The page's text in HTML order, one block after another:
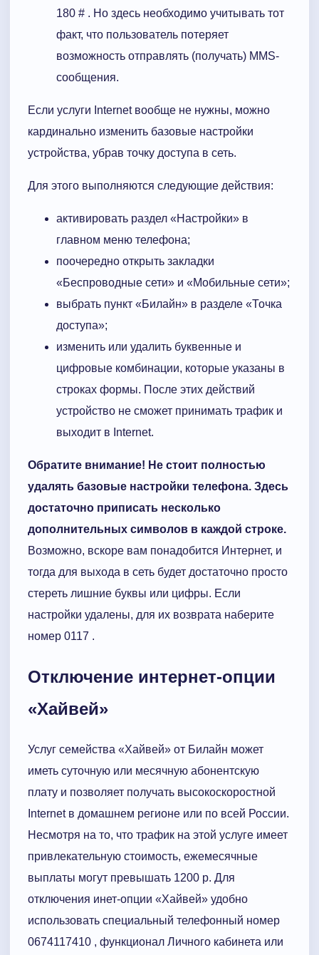
180 # . Но здесь необходимо учитывать тот
факт, что пользователь потеряет
возможность отправлять (получать) MMS-
сообщения.
Если услуги Internet вообще не нужны, можно
кардинально изменить базовые настройки
устройства, убрав точку доступа в сеть.
Для этого выполняются следующие действия:
активировать раздел «Настройки» в
главном меню телефона;
поочередно открыть закладки
«Беспроводные сети» и «Мобильные сети»;
выбрать пункт «Билайн» в разделе «Точка
доступа»;
изменить или удалить буквенные и
цифровые комбинации, которые указаны в
строках формы. После этих действий
устройство не сможет принимать трафик и
выходит в Internet.
Обратите внимание! Не стоит полностью
удалять базовые настройки телефона. Здесь
достаточно приписать несколько
дополнительных символов в каждой строке.
Возможно, вскоре вам понадобится Интернет, и
тогда для выхода в сеть будет достаточно просто
стереть лишние буквы или цифры. Если
настройки удалены, для их возврата наберите
номер 0117 .
Отключение интернет-опции
«Хайвей»
Услуг семейства «Хайвей» от Билайн может
иметь суточную или месячную абонентскую
плату и позволяет получать высокоскоростной
Internet в домашнем регионе или по всей России.
Несмотря на то, что трафик на этой услуге имеет
привлекательную стоимость, ежемесячные
выплаты могут превышать 1200 р. Для
отключения инет-опции «Хайвей» удобно
использовать специальный телефонный номер
0674117410 , функционал Личного кабинета или